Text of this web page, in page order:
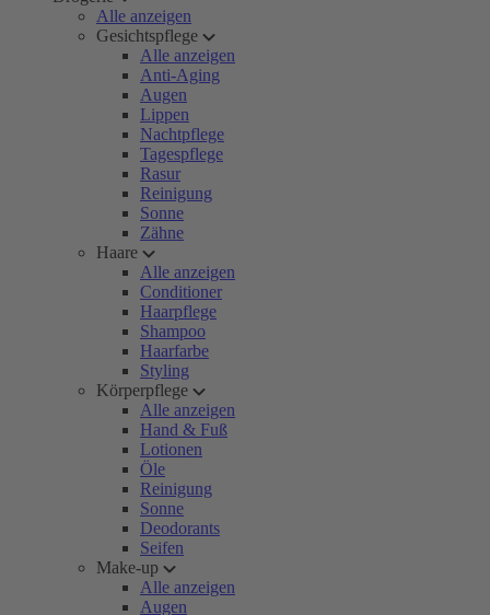
Alle anzeigen
Gesichtspflege
Alle anzeigen
Anti-Aging
Augen
Lippen
Nachtpflege
Tagespflege
Rasur
Reinigung
Sonne
Zähne
Haare
Alle anzeigen
Conditioner
Haarpflege
Shampoo
Haarfarbe
Styling
Körperpflege
Alle anzeigen
Hand & Fuß
Lotionen
Öle
Reinigung
Sonne
Deodorants
Seifen
Make-up
Alle anzeigen
Augen